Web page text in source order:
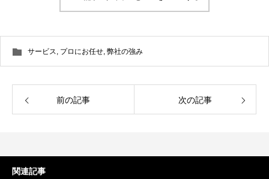
サービス, プロにお任せ, 弊社の強み
前の記事 次の記事
関連記事